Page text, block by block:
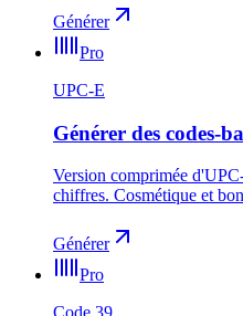
Générer
Pro
UPC-E
Générer des codes-
Version comprimée
chiffres. Cosmétique et
Générer
Pro